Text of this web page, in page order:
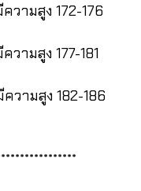
วามสูง 172-176
ามสูง 177-181
วามสูง 182-186